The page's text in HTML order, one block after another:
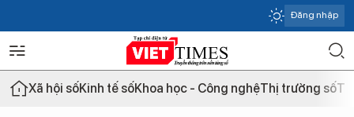
Đăng nhập
Xã hội sốKinh tế sốKhoa học - Công nghệThị trường số